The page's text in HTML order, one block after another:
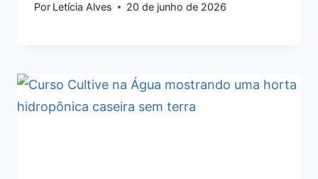
Por Letícia Alves 20 de junho de 2026